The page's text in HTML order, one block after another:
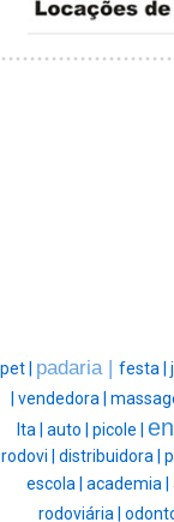
pet | padaria | festa |
| vendedora |
lta | auto | picole |
rodovi | distribuidora |
escola | academia |
rodoviária |